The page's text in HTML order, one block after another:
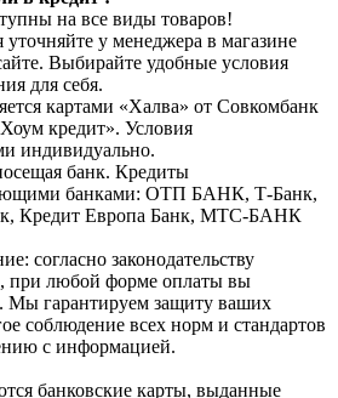
на все виды товаров!
у менеджера в магазине
Выбирайте удобные условия
для себя.
картами «Халва» от Совкомбанк
кредит». Условия
индивидуально.
банк. Кредиты
банками: ОТП БАНК, Т-Банк,
Кредит Европа Банк, МТС-БАНК
согласно законодательству
при любой форме оплаты вы
Мы гарантируем защиту ваших
соблюдение всех норм и стандартов
с информацией.
банковские карты, выданные